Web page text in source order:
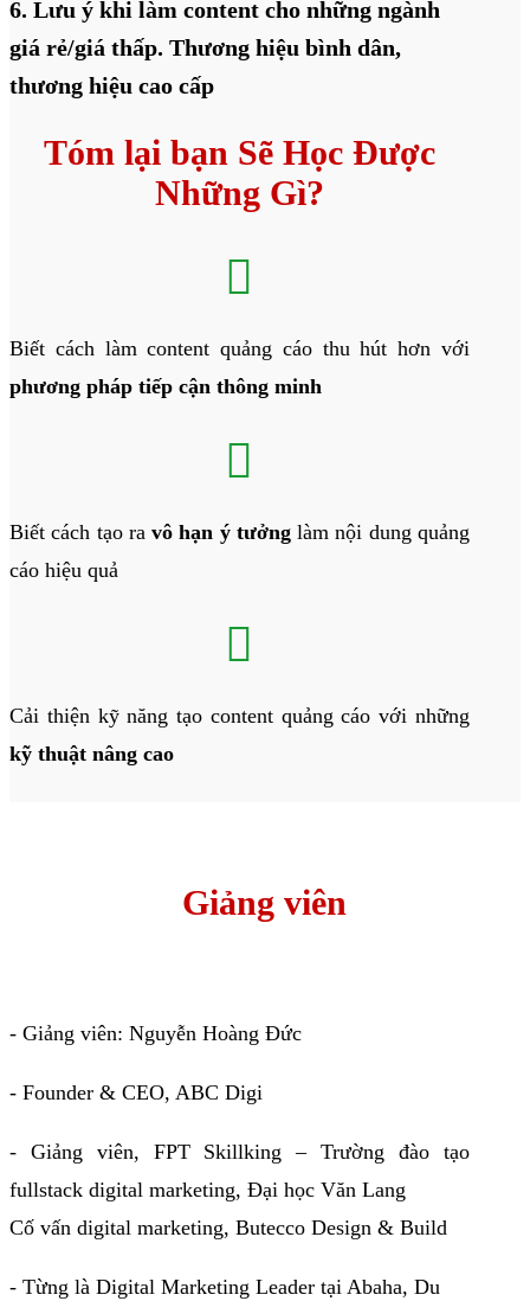
6. Lưu ý khi làm content cho những ngành
giá rẻ/giá thấp. Thương hiệu bình dân,
thương hiệu cao cấp
Tóm lại bạn Sẽ Học Được
Những Gì?

Biết cách làm content quảng cáo thu hút hơn với
phương pháp tiếp cận thông minh

Biết cách tạo ravô hạn ý tưởnglàm nội dung quảng
cáo hiệu quả

Cải thiện kỹ năng tạo content quảng cáo với những
kỹ thuật nâng cao
Giảng viên
- Giảng viên: Nguyễn Hoàng Đức
- Founder & CEO, ABC Digi
- Giảng viên, FPT Skillking – Trường đào tạo
fullstack digital marketing, Đại học Văn Lang
Cố vấn digital marketing, Butecco Design & Build
- Từng là Digital Marketing Leader tại Abaha, Du